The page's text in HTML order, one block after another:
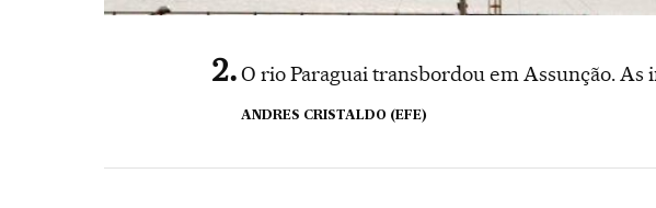
O rio Paraguai transbordou em Assunção. As
ANDRES CRISTALDO (EFE)